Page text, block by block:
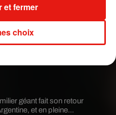
: l'éruption du volcan
géant fait son retour
et en pleine...
choix
et fermer